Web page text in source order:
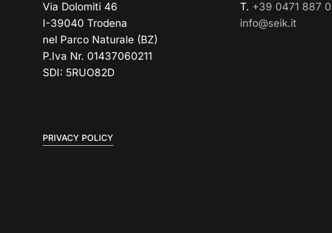
Via Dolomiti 46
I-39040 Trodena
nel Parco Naturale (BZ)
P.Iva Nr. 01437060211
SDI: 5RUO82D
T. +39 0471 887
info@seik.it
PRIVACY POLICY